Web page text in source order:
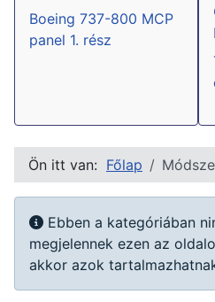
Boeing 737-800 MCP
panel 1. rész
Ön itt van: Főlap
Információ
Ebben a kategóriában
megjelennek ezen az
akkor azok